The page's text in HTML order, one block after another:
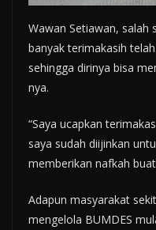
Wawan Setiawan, salah
banyak terimakasih
sehingga dirinya bisa
nya.
“Saya ucapkan
saya sudah diijinkan
memberikan nafkah
Adapun masyarakat
mengelola BUMDES